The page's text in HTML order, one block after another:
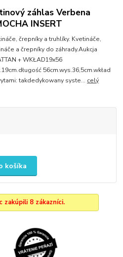
záhlas Verbena
INSERT
črepníky a truhlíky. Kvetináče,
a črepníky do záhrady.Aukcja
+ WKŁAD19x56
56cm.wys.36,5cm.wkład
takdedykowany syste... celý
košíka
zakúpili 8 zákazníci.